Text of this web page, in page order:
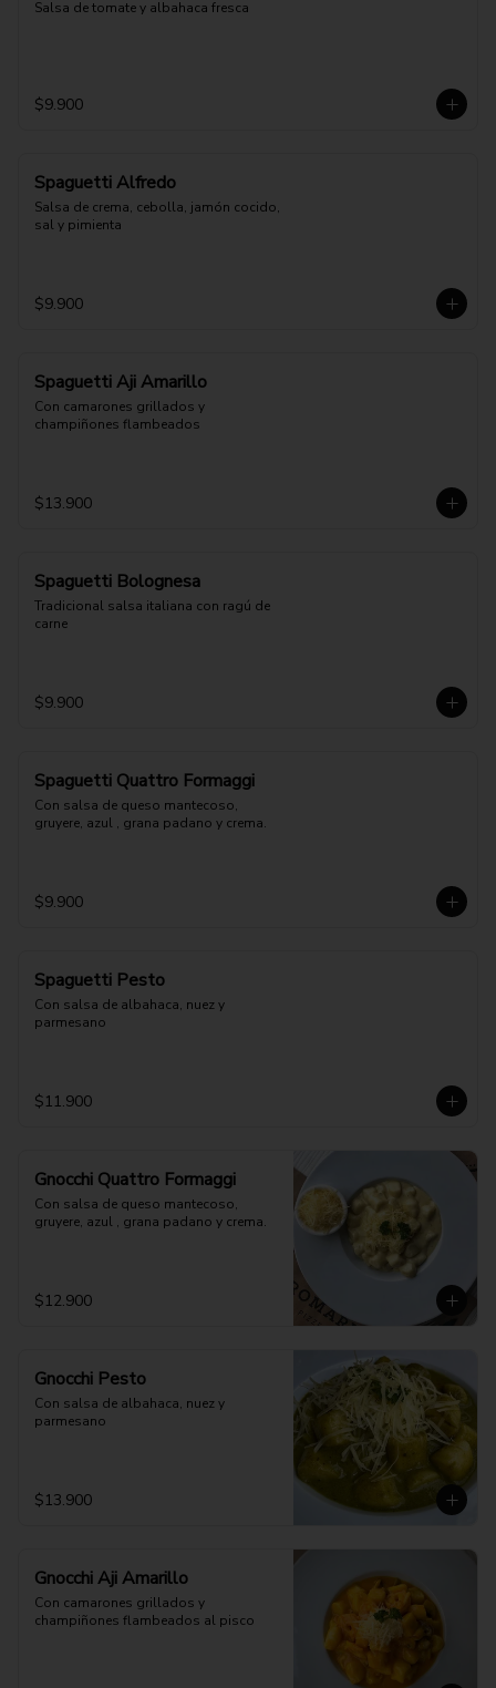
Salsa de tomate y albahaca fresca
$9.900
Spaguetti Alfredo
Salsa de crema, cebolla, jamón cocido,
sal y pimienta
$9.900
Spaguetti Aji Amarillo
Con camarones grillados y
champiñones flambeados
$13.900
Spaguetti Bolognesa
Tradicional salsa italiana con ragú de
carne
$9.900
Spaguetti Quattro Formaggi
Con salsa de queso mantecoso,
gruyere, azul , grana padano y crema.
$9.900
Spaguetti Pesto
Con salsa de albahaca, nuez y
parmesano
$11.900
Gnocchi Quattro Formaggi
Con salsa de queso mantecoso,
gruyere, azul , grana padano y crema.
$12.900
Gnocchi Pesto
Con salsa de albahaca, nuez y
parmesano
$13.900
Gnocchi Aji Amarillo
Con camarones grillados y
champiñones flambeados al pisco